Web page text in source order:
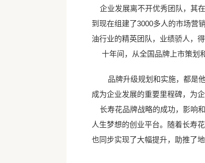
企业发展离不开优秀团队，其
到现在组建了3000多人的市场营
油行业的精英团队，业绩骄人，得
十年间，从全国品牌上市策划
品牌升级规划和实施，都是
成为企业发展的重要里程碑，为
长寿花品牌战略的成功，影响
人生梦想的创业平台。随着长寿
也同步实现了大幅提升，助推了